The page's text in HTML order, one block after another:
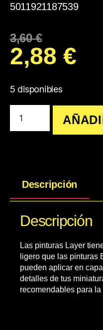
5011921187539
3,60€
2,88 €
5 disponibles
Descripción
Descripción
Las pinturas Layer
ligero que las pinturas
pueden aplicar en
detalles de tus
recomendables para